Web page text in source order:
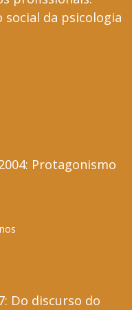
da psicologia
Protagonismo
Do discurso do